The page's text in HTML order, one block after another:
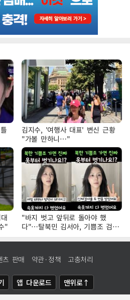
김지수, '여행사 대표' 변신 근황
"가볼 만하니…"
"
"바지 벗고 앞뒤로 돌아야 했
다"…탈북민 김서아, 기쁨조 검사
수치심 회상
츠 판매 약관·정책 고충처리
앱 다운로드 맨위로↑